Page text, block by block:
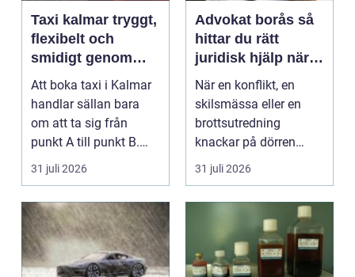
Taxi kalmar tryggt,
flexibelt och
smidigt genom
hela resan
Att boka taxi i Kalmar
handlar sällan bara
om att ta sig från
punkt A till punkt B.
För många är res...
31 juli 2026
Advokat borås så
hittar du rätt
juridisk hjälp när
livet krånglar
När en konflikt, en
skilsmässa eller en
brottsutredning
knackar på dörren
förändras vardagen
snabbt....
31 juli 2026